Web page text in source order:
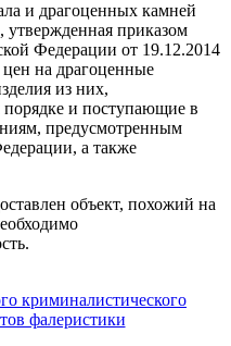
и драгоценных камней
приказом
Федерации от 19.12.2014
на драгоценные
из них,
и поступающие в
предусмотренным
а также
объект, похожий на